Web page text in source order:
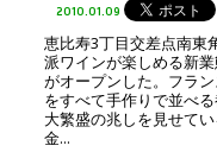
2010.01.09
恵比寿3丁目交差点南東
派ワインが楽しめる新
がオープンした。フラ
をすべて手作りで並べ
大繁盛の兆しを見せて
金...